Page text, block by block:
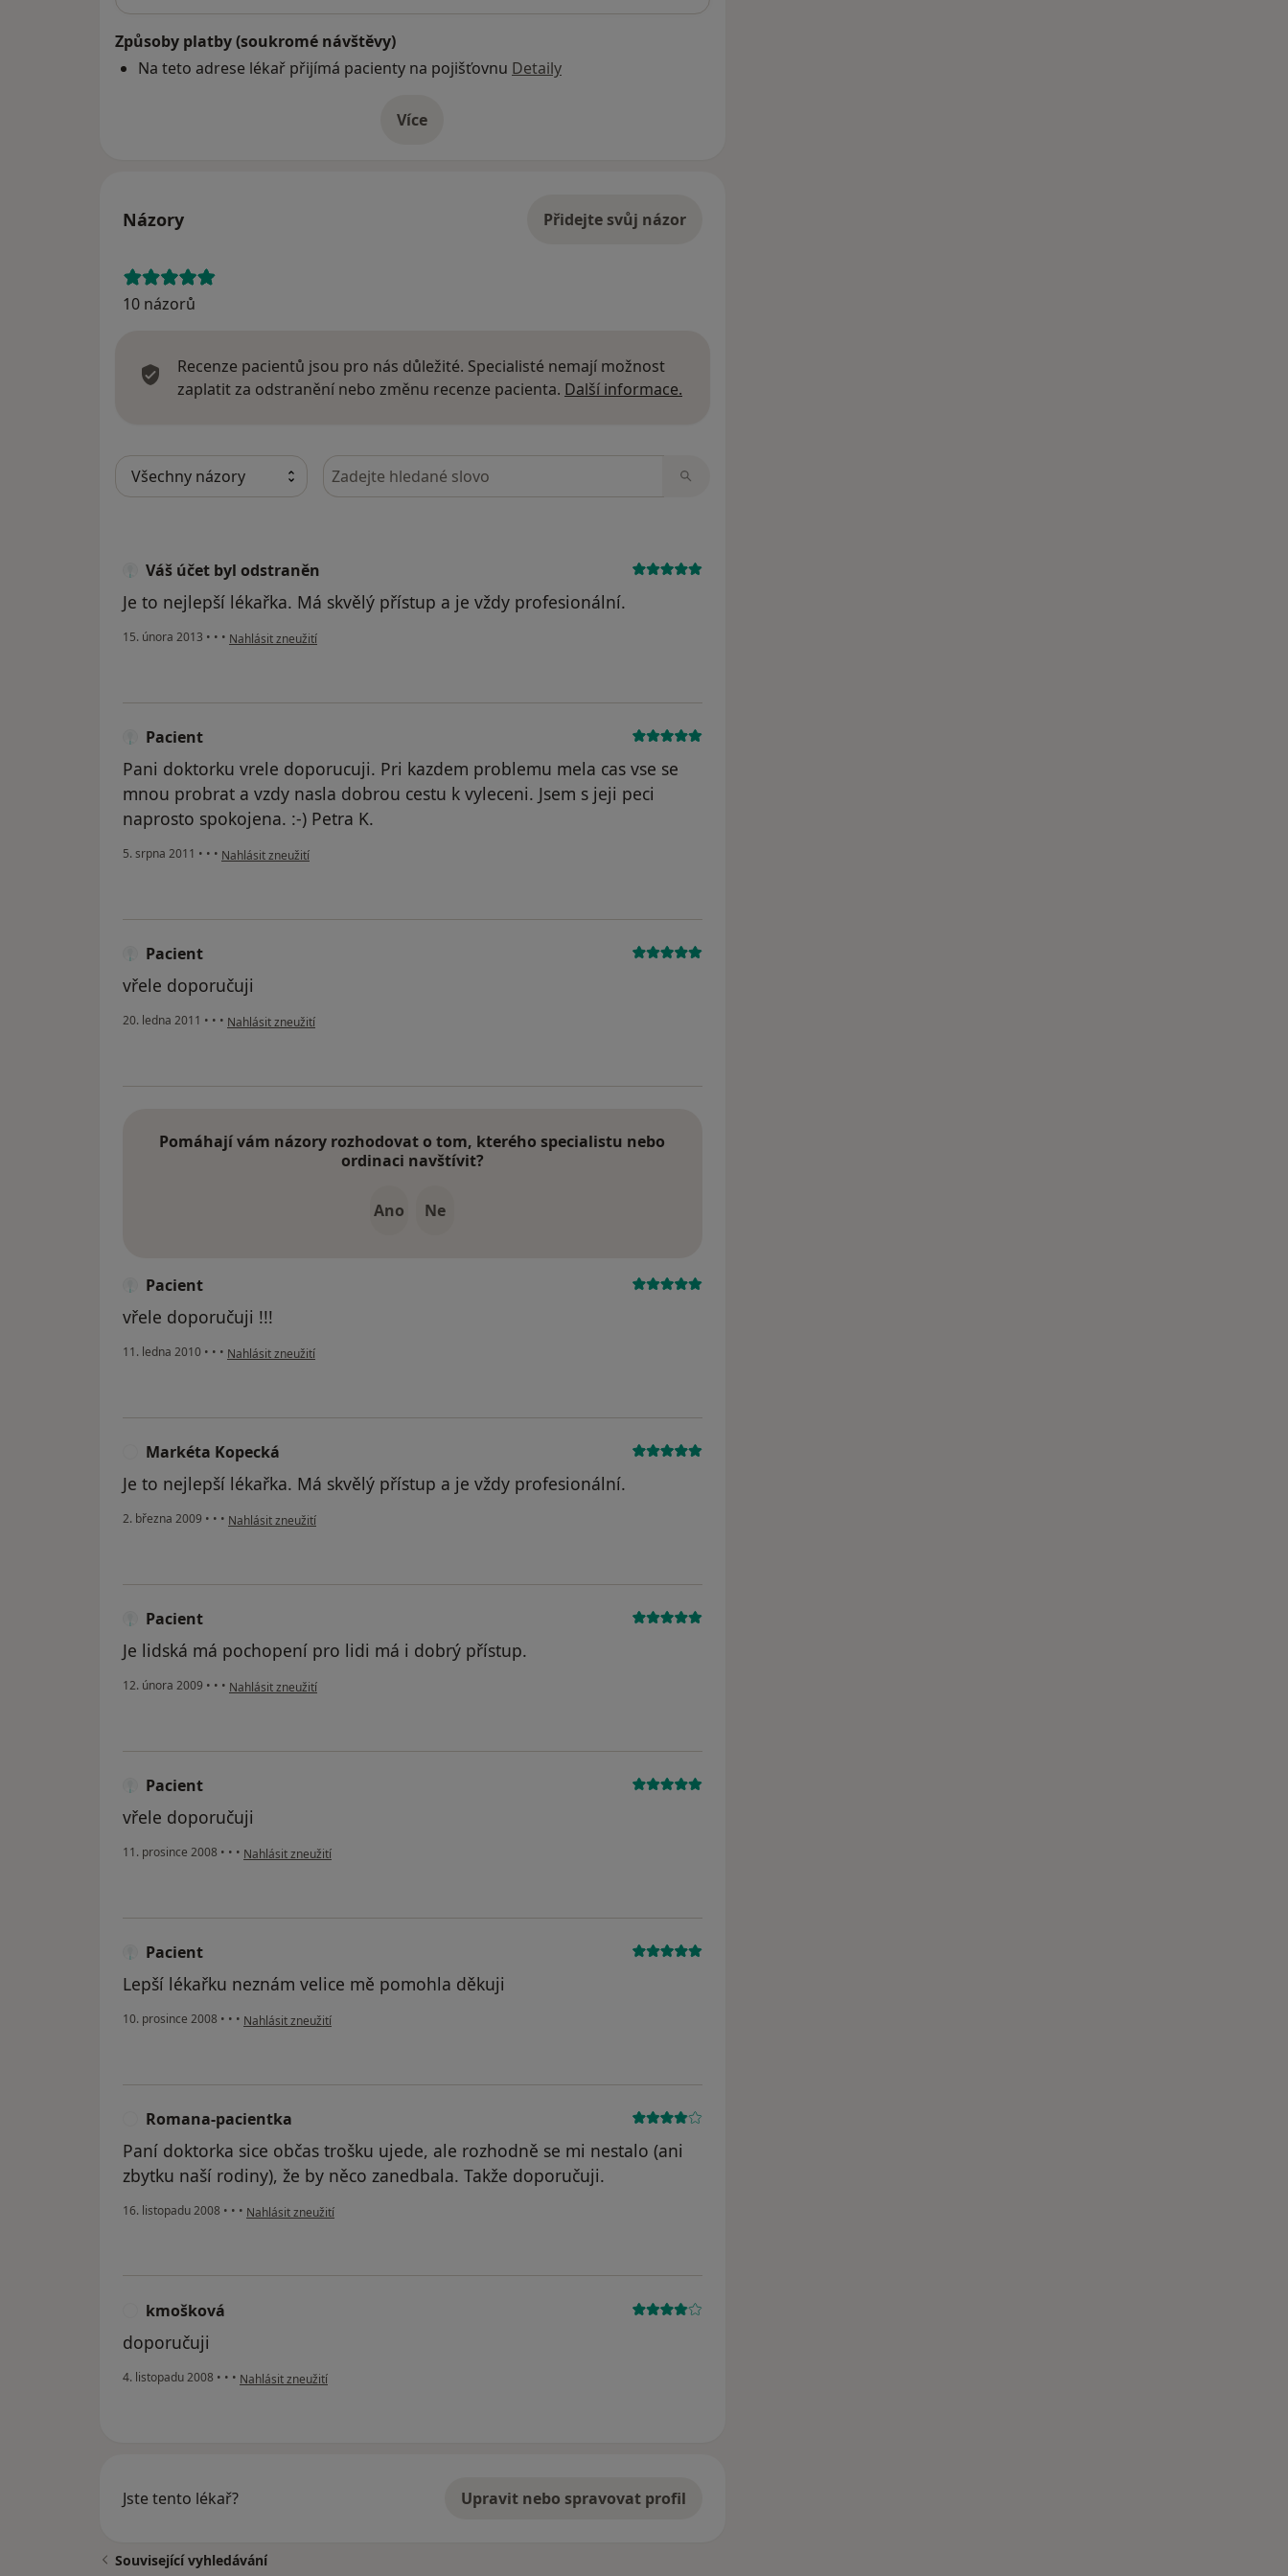
Způsoby platby (soukromé návštěvy)
Na teto adrese lékař přijímá pacienty na pojišťovnu Detaily
Víceo adrese
Názory Přidejte svůj názor
10 názorů
Recenze pacientů jsou pro nás důležité. Specialisté nemají možnost
zaplatit za odstranění nebo změnu recenze pacienta. Další informace.
Hledejte v názorech
Váš účet byl odstraněn
Je to nejlepší lékařka. Má skvělý přístup a je vždy profesionální.
15. února 2013 • • • podle názoru uživatele Váš účet byl odstraněn
Nahlásit zneužití
Pacient
Pani doktorku vrele doporucuji. Pri kazdem problemu mela cas vse se
mnou probrat a vzdy nasla dobrou cestu k vyleceni. Jsem s jeji peci
naprosto spokojena. :-) Petra K.
5. srpna 2011 • • • podle názoru uživatele Pacient
Nahlásit zneužití
Pacient
vřele doporučuji
20. ledna 2011 • • • podle názoru uživatele Pacient
Nahlásit zneužití
Pomáhají vám názory rozhodovat o tom, kterého specialistu nebo
ordinaci navštívit?
Ano Ne
Pacient
vřele doporučuji !!!
11. ledna 2010 • • • podle názoru uživatele Pacient
Nahlásit zneužití
Markéta Kopecká
Je to nejlepší lékařka. Má skvělý přístup a je vždy profesionální.
2. března 2009 • • • podle názoru uživatele Markéta Kopecká
Nahlásit zneužití
Pacient
Je lidská má pochopení pro lidi má i dobrý přístup.
12. února 2009 • • • podle názoru uživatele Pacient
Nahlásit zneužití
Pacient
vřele doporučuji
11. prosince 2008 • • • podle názoru uživatele Pacient
Nahlásit zneužití
Pacient
Lepší lékařku neznám velice mě pomohla děkuji
10. prosince 2008 • • • podle názoru uživatele Pacient
Nahlásit zneužití
Romana-pacientka
Paní doktorka sice občas trošku ujede, ale rozhodně se mi nestalo (ani
zbytku naší rodiny), že by něco zanedbala. Takže doporučuji.
16. listopadu 2008 • • • podle názoru uživatele Romana-pacientka
Nahlásit zneužití
kmošková
doporučuji
4. listopadu 2008 • • • podle názoru uživatele kmošková
Nahlásit zneužití
Jste tento lékař? Upravit nebo spravovat profil
Související vyhledávání